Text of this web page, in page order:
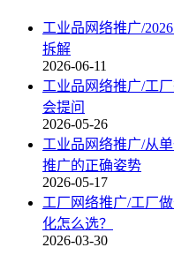
工业品网络推广/
拆解
2026-06-11
工业品网络推广/工
会提问
2026-05-26
工业品网络推广/从
推广的正确姿势
2026-05-17
工厂网络推广/工厂
化怎么选？
2026-03-30